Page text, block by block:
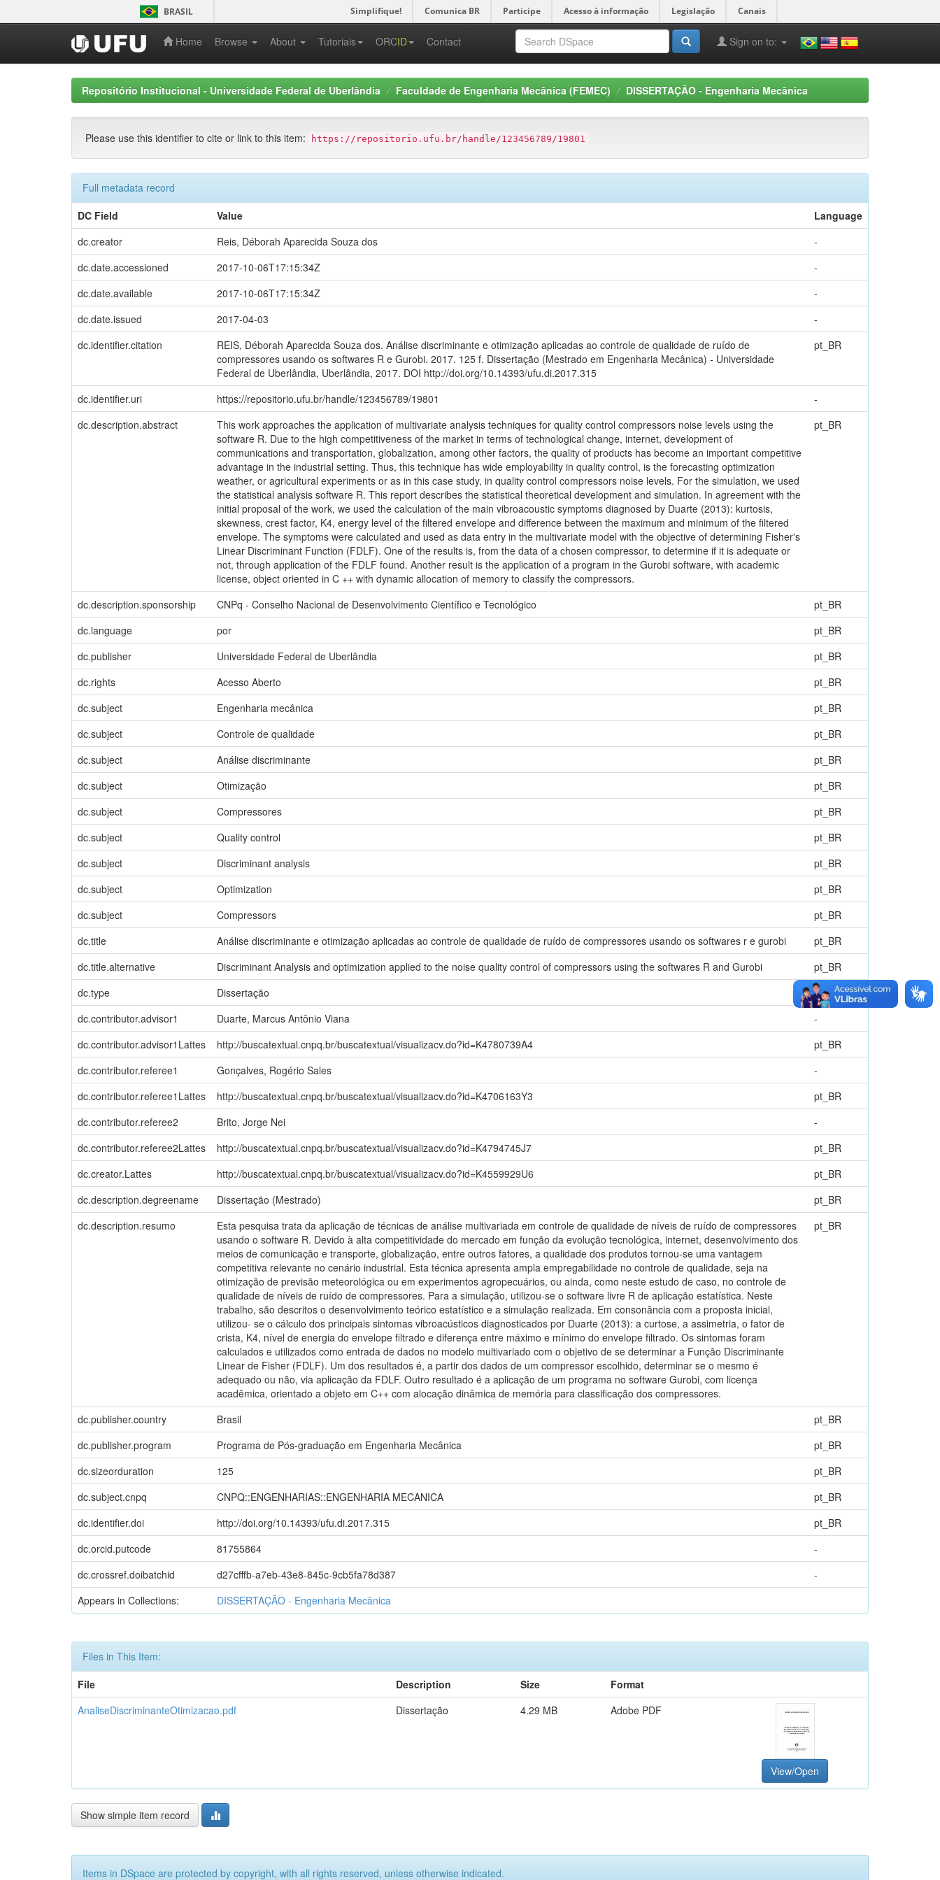
navigation
BRASIL Simplifique! Comunica BR Participe Acesso à informação Legislação Canais
Home Browse About Tutoriais ORCID Contact Sign on to:
Repositório Institucional - Universidade Federal de Uberlândia Faculdade de Engenharia Mecânica (FEMEC) DISSERTAÇÃO - Engenharia Mecânica
Please use this identifier to cite or link to this item: https://repositorio.ufu.br/handle/123456789/19801
Full metadata record
DC Field
Value
Language
dc.creator
Reis, Déborah Aparecida Souza dos
-
dc.date.accessioned
2017-10-06T17:15:34Z
-
dc.date.available
2017-10-06T17:15:34Z
-
dc.date.issued
2017-04-03
-
dc.identifier.citation
REIS, Déborah Aparecida Souza dos. Análise discriminante e otimização aplicadas ao controle de qualidade de ruído de
compressores usando os softwares R e Gurobi. 2017. 125 f. Dissertação (Mestrado em Engenharia Mecânica) - Universidade
Federal de Uberlândia, Uberlândia, 2017. DOI http://doi.org/10.14393/ufu.di.2017.315
pt_BR
dc.identifier.uri https://repositorio.ufu.br/handle/123456789/19801
-
dc.description.abstract
This work approaches the application of multivariate analysis techniques for quality control compressors noise levels using the
software R. Due to the high competitiveness of the market in terms of technological change, internet, development of
communications and transportation, globalization, among other factors, the quality of products has become an important competitive
advantage in the industrial setting. Thus, this technique has wide employability in quality control, is the forecasting optimization
weather, or agricultural experiments or as in this case study, in quality control compressors noise levels. For the simulation, we used
the statistical analysis software R. This report describes the statistical theoretical development and simulation. In agreement with the
initial proposal of the work, we used the calculation of the main vibroacoustic symptoms diagnosed by Duarte (2013): kurtosis,
skewness, crest factor, K4, energy level of the filtered envelope and difference between the maximum and minimum of the filtered
envelope. The symptoms were calculated and used as data entry in the multivariate model with the objective of determining Fisher's
Linear Discriminant Function (FDLF). One of the results is, from the data of a chosen compressor, to determine if it is adequate or
not, through application of the FDLF found. Another result is the application of a program in the Gurobi software, with academic
license, object oriented in C ++ with dynamic allocation of memory to classify the compressors.
pt_BR
dc.description.sponsorship CNPq - Conselho Nacional de Desenvolvimento Científico e Tecnológico
pt_BR
dc.language
por
pt_BR
dc.publisher
Universidade Federal de Uberlândia
pt_BR
dc.rights
Acesso Aberto
pt_BR
dc.subject
Engenharia mecânica
pt_BR
dc.subject
Controle de qualidade
pt_BR
dc.subject
Análise discriminante
pt_BR
dc.subject
Otimização
pt_BR
dc.subject
Compressores
pt_BR
dc.subject
Quality control
pt_BR
dc.subject
Discriminant analysis
pt_BR
dc.subject
Optimization
pt_BR
dc.subject
Compressors
pt_BR
dc.title
Análise discriminante e otimização aplicadas ao controle de qualidade de ruído de compressores usando os softwares r e gurobi
pt_BR
dc.title.alternative
Discriminant Analysis and optimization applied to the noise quality control of compressors using the softwares R and Gurobi
pt_BR
dc.type
Dissertação
pt_BR
dc.contributor.advisor1
Duarte, Marcus Antônio Viana
-
dc.contributor.advisor1Lattes
http://buscatextual.cnpq.br/buscatextual/visualizacv.do?id=K4780739A4
pt_BR
dc.contributor.referee1
Gonçalves, Rogério Sales
-
dc.contributor.referee1Lattes
http://buscatextual.cnpq.br/buscatextual/visualizacv.do?id=K4706163Y3
pt_BR
dc.contributor.referee2
Brito, Jorge Nei
-
dc.contributor.referee2Lattes
http://buscatextual.cnpq.br/buscatextual/visualizacv.do?id=K4794745J7
pt_BR
dc.creator.Lattes
http://buscatextual.cnpq.br/buscatextual/visualizacv.do?id=K4559929U6
pt_BR
dc.description.degreename
Dissertação (Mestrado)
pt_BR
dc.description.resumo
Esta pesquisa trata da aplicação de técnicas de análise multivariada em controle de qualidade de níveis de ruído de compressores
usando o software R. Devido à alta competitividade do mercado em função da evolução tecnológica, internet, desenvolvimento dos
meios de comunicação e transporte, globalização, entre outros fatores, a qualidade dos produtos tornou-se uma vantagem
competitiva relevante no cenário industrial. Esta técnica apresenta ampla empregabilidade no controle de qualidade, seja na
otimização de previsão meteorológica ou em experimentos agropecuários, ou ainda, como neste estudo de caso, no controle de
qualidade de níveis de ruído de compressores. Para a simulação, utilizou-se o software livre R de aplicação estatística. Neste
trabalho, são descritos o desenvolvimento teórico estatístico e a simulação realizada. Em consonância com a proposta inicial,
utilizou- se o cálculo dos principais sintomas vibroacústicos diagnosticados por Duarte (2013): a curtose, a assimetria, o fator de
crista, K4, nível de energia do envelope filtrado e diferença entre máximo e mínimo do envelope filtrado. Os sintomas foram
calculados e utilizados como entrada de dados no modelo multivariado com o objetivo de se determinar a Função Discriminante
Linear de Fisher (FDLF). Um dos resultados é, a partir dos dados de um compressor escolhido, determinar se o mesmo é
adequado ou não, via aplicação da FDLF. Outro resultado é a aplicação de um programa no software Gurobi, com licença
acadêmica, orientado a objeto em C++ com alocação dinâmica de memória para classificação dos compressores.
pt_BR
dc.publisher.country Brasil
pt_BR
dc.publisher.program
Programa de Pós-graduação em Engenharia Mecânica
pt_BR
dc.sizeorduration
125
pt_BR
dc.subject.cnpq
CNPQ::ENGENHARIAS::ENGENHARIA MECANICA
pt_BR
dc.identifier.doi
http://doi.org/10.14393/ufu.di.2017.315
pt_BR
dc.orcid.putcode
81755864
-
dc.crossref.doibatchid
d27cfffb-a7eb-43e8-845c-9cb5fa78d387
-
Appears in Collections:
DISSERTAÇÃO - Engenharia Mecânica
Files in This Item:
File
Description Size
Format
AnaliseDiscriminanteOtimizacao.pdf
Dissertação 4.29 MB Adobe PDF
View/Open
Show simple item record
Items in DSpace are protected by copyright, with all rights reserved, unless otherwise indicated.